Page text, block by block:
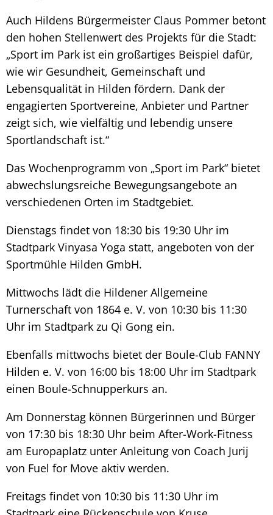
Auch Hildens Bürgermeister Claus Pommer betont
den hohen Stellenwert des Projekts für die Stadt:
„Sport im Park ist ein großartiges Beispiel dafür,
wie wir Gesundheit, Gemeinschaft und
Lebensqualität in Hilden fördern. Dank der
engagierten Sportvereine, Anbieter und Partner
zeigt sich, wie vielfältig und lebendig unsere
Sportlandschaft ist.“
Das Wochenprogramm von „Sport im Park“ bietet
abwechslungsreiche Bewegungsangebote an
verschiedenen Orten im Stadtgebiet.
Dienstags findet von 18:30 bis 19:30 Uhr im
Stadtpark Vinyasa Yoga statt, angeboten von der
Sportmühle Hilden GmbH.
Mittwochs lädt die Hildener Allgemeine
Turnerschaft von 1864 e. V. von 10:30 bis 11:30
Uhr im Stadtpark zu Qi Gong ein.
Ebenfalls mittwochs bietet der Boule-Club FANNY
Hilden e. V. von 16:00 bis 18:00 Uhr im Stadtpark
einen Boule-Schnupperkurs an.
Am Donnerstag können Bürgerinnen und Bürger
von 17:30 bis 18:30 Uhr beim After-Work-Fitness
am Europaplatz unter Anleitung von Coach Jurij
von Fuel for Move aktiv werden.
Freitags findet von 10:30 bis 11:30 Uhr im